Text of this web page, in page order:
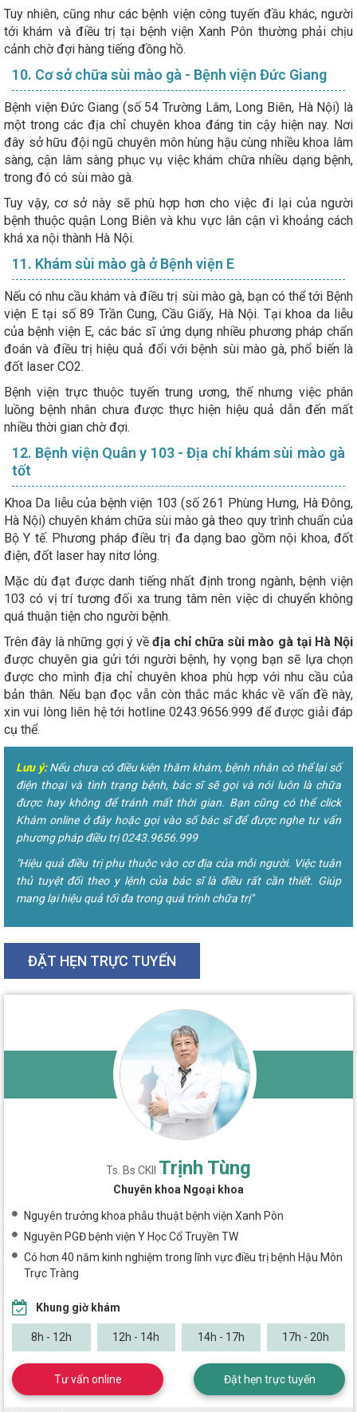
Tuy nhiên, cũng như các bệnh viện công tuyến đầu khác, người
tới khám và điều trị tại bệnh viện Xanh Pôn thường phải chịu
cảnh chờ đợi hàng tiếng đồng hồ.
10. Cơ sở chữa sùi mào gà - Bệnh viện Đức Giang
Bệnh viện Đức Giang (số 54 Trường Lâm, Long Biên, Hà Nội) là
một trong các địa chỉ chuyên khoa đáng tin cậy hiện nay. Nơi
đây sở hữu đội ngũ chuyên môn hùng hậu cùng nhiều khoa lâm
sàng, cận lâm sàng phục vụ việc khám chữa nhiều dạng bệnh,
trong đó có sùi mào gà.
Tuy vậy, cơ sở này sẽ phù hợp hơn cho việc đi lại của người
bệnh thuộc quận Long Biên và khu vực lân cận vì khoảng cách
khá xa nội thành Hà Nội.
11. Khám sùi mào gà ở Bệnh viện E
Nếu có nhu cầu khám và điều trị sùi mào gà, bạn có thể tới Bệnh
viện E tại số 89 Trần Cung, Cầu Giấy, Hà Nội. Tại khoa da liễu
của bệnh viện E, các bác sĩ ứng dụng nhiều phương pháp chẩn
đoán và điều trị hiệu quả đối với bệnh sùi mào gà, phổ biến là
đốt laser CO2.
Bệnh viện trực thuộc tuyến trung ương, thế nhưng việc phân
luồng bệnh nhân chưa được thực hiện hiệu quả dẫn đến mất
nhiều thời gian chờ đợi.
12. Bệnh viện Quân y 103 - Địa chỉ khám sùi mào gà
tốt
Khoa Da liễu của bệnh viện 103 (số 261 Phùng Hưng, Hà Đông,
Hà Nội) chuyên khám chữa sùi mào gà theo quy trình chuẩn của
Bộ Y tế. Phương pháp điều trị đa dạng bao gồm nội khoa, đốt
điện, đốt laser hay nitơ lỏng.
Mặc dù đạt được danh tiếng nhất định trong ngành, bệnh viện
103 có vị trí tương đối xa trung tâm nên việc di chuyển không
quá thuận tiện cho người bệnh.
Trên đây là những gợi ý về địa chỉ chữa sùi mào gà tại Hà Nội
được chuyên gia gửi tới người bệnh, hy vọng bạn sẽ lựa chọn
được cho mình địa chỉ chuyên khoa phù hợp với nhu cầu của
bản thân. Nếu bạn đọc vẫn còn thắc mắc khác về vấn đề này,
xin vui lòng liên hệ tới hotline 0243.9656.999 để được giải đáp
cụ thể.
Lưu ý:Nếu chưa có điều kiện thăm khám, bệnh nhân có thể lại số
điện thoại và tình trạng bệnh, bác sĩ sẽ gọi và nói luôn là chữa
được hay không để tránh mất thời gian. Bạn cũng có thể click
Khám online ở đây hoặc gọi vào số bác sĩ để được nghe tư vấn
phương pháp điều trị 0243.9656.999
"Hiệu quả điều trị phụ thuộc vào cơ địa của mỗi người. Việc tuân
thủ tuyệt đối theo y lệnh của bác sĩ là điều rất cần thiết. Giúp
mang lại hiệu quả tối đa trong quá trình chữa trị"
ĐẶT HẸN TRỰC TUYẾN
Ts. Bs CKII Trịnh Tùng
Chuyên khoa Ngoại khoa
Nguyên trưởng khoa phẫu thuật bệnh viện Xanh Pôn
Nguyên PGĐ bệnh viện Y Học Cổ Truyền TW
Có hơn 40 năm kinh nghiệm trong lĩnh vực điều trị bệnh Hậu Môn
Trực Tràng
Khung giờ khám
8h - 12h 12h - 14h 14h - 17h 17h - 20h
Tư vấn online Đặt hẹn trực tuyến